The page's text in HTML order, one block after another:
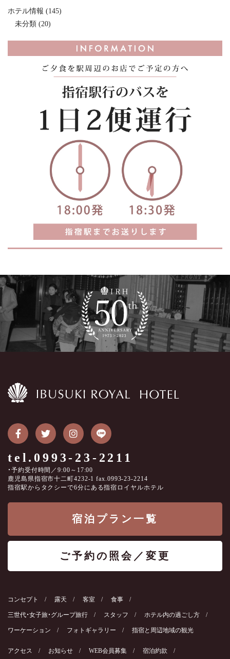
ホテル情報 (145)
未分類 (20)
tel.0993-23-2211
・予約受付時間／9:00～17:00
鹿児島県指宿市十二町4232-1 fax.0993-23-2214
指宿駅からタクシーで6分にある指宿ロイヤルホテル
宿泊プラン一覧
ご予約の照会／変更
コンセプト 露天 客室 食事
三世代・女子旅・グループ旅行 スタッフ ホテル内の過ごし方
ワーケーション フォトギャラリー 指宿と周辺地域の観光
アクセス お知らせ WEB会員募集 宿泊約款